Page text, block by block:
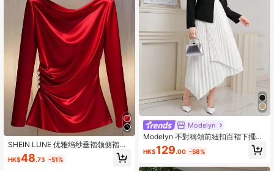
SHEIN LUNE 优雅绉纱垂褶领侧褶装
饰纽扣长袖女式 T 恤
HK$48.73 -51%
Modelyn
Modelyn 不對稱領前紐扣百褶下擺洋
HK$129.00 -58%